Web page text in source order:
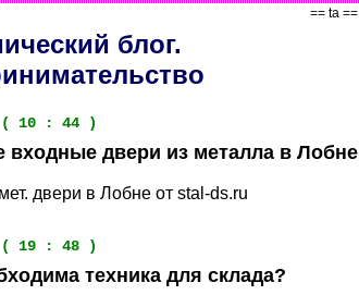
== ta ==
блог.
( 10 : 44 )
входные двери из металла в Лобне
двери в Лобне от stal-ds.ru
( 19 : 48 )
техника для склада?